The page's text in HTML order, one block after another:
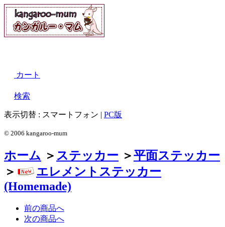
カート
検索
表示切替 : スマートフォン | PC版
© 2006 kangaroo-mum
ホーム ＞ ステッカー ＞平面ステッカー
＞
エレメントステッカー
(Homemade)
前の商品へ
次の商品へ